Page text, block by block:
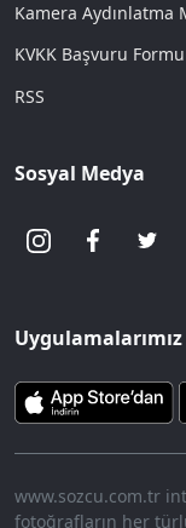
Kamera Aydınlatma
KVKK Başvuru Formu
RSS
Sosyal Medya
Uygulamalarımız
www.sozcu.com.tr
fotoğrafların her